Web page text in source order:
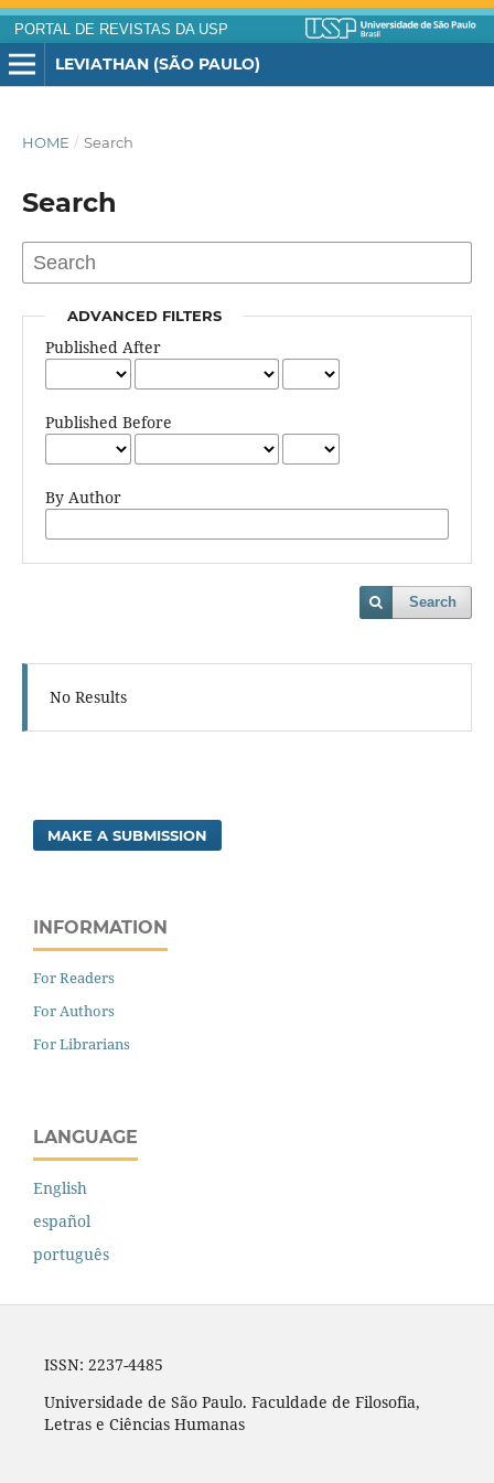
PORTAL DE REVISTAS DA USP
LEVIATHAN (SÃO PAULO)
HOME / Search
Search
ADVANCED FILTERS
Published After
Published Before
By Author
Search
No Results
MAKE A SUBMISSION
INFORMATION
For Readers
For Authors
For Librarians
LANGUAGE
English
español
português
ISSN: 2237-4485
Universidade de São Paulo. Faculdade de Filosofia,
Letras e Ciências Humanas